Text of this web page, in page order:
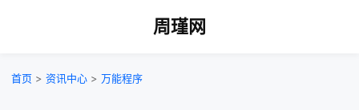
周瑾网
首页 > 资讯中心 > 万能程序